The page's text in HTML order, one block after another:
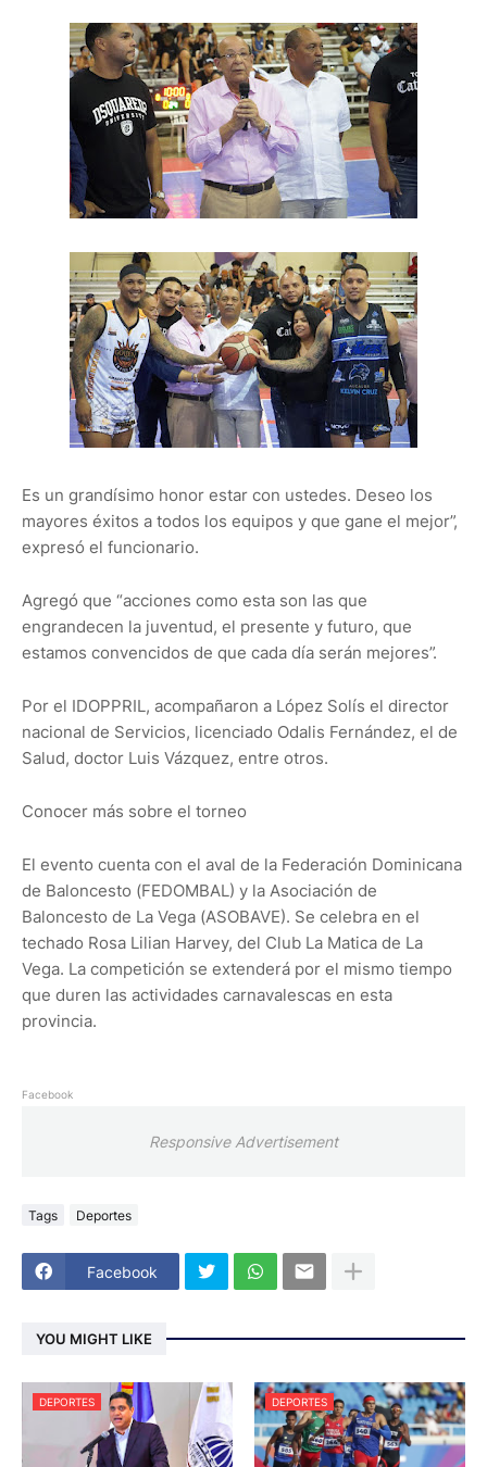
Es un grandísimo honor estar con ustedes. Deseo los
mayores éxitos a todos los equipos y que gane el mejor”,
expresó el funcionario.
Agregó que “acciones como esta son las que
engrandecen la juventud, el presente y futuro, que
estamos convencidos de que cada día serán mejores”.
Por el IDOPPRIL, acompañaron a López Solís el director
nacional de Servicios, licenciado Odalis Fernández, el de
Salud, doctor Luis Vázquez, entre otros.
Conocer más sobre el torneo
El evento cuenta con el aval de la Federación Dominicana
de Baloncesto (FEDOMBAL) y la Asociación de
Baloncesto de La Vega (ASOBAVE). Se celebra en el
techado Rosa Lilian Harvey, del Club La Matica de La
Vega. La competición se extenderá por el mismo tiempo
que duren las actividades carnavalescas en esta
provincia.
Facebook
Responsive Advertisement
Tags Deportes
Facebook
YOU MIGHT LIKE
DEPORTES DEPORTES